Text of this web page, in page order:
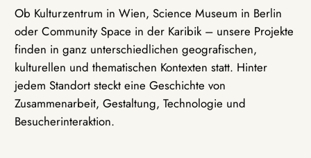
Ob Kulturzentrum in Wien, Science Museum in Berlin
oder Community Space in der Karibik – unsere Projekte
finden in ganz unterschiedlichen geografischen,
kulturellen und thematischen Kontexten statt. Hinter
jedem Standort steckt eine Geschichte von
Zusammenarbeit, Gestaltung, Technologie und
Besucherinteraktion.